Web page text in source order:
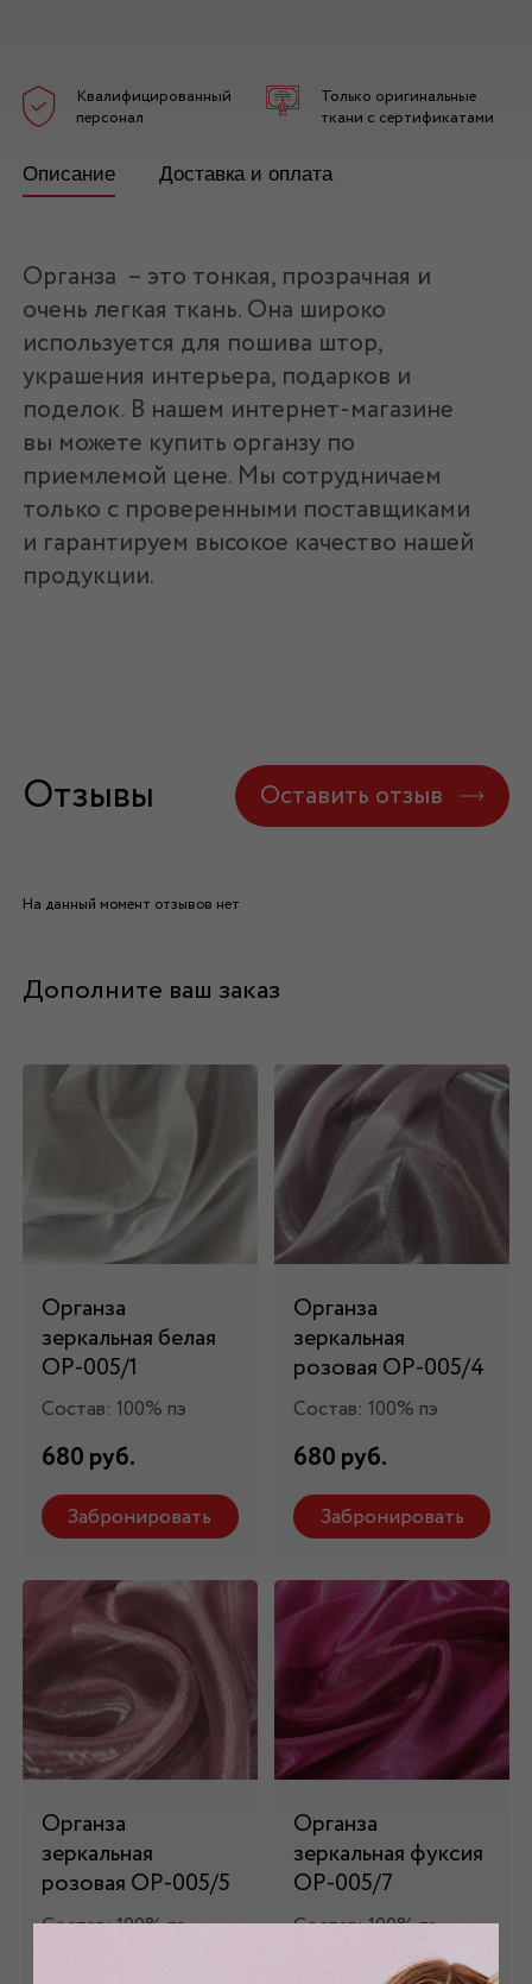
Квалифицированный
персонал
Только оригинальные
ткани с сертификатами
Описание Доставка и оплата
Органза – это тонкая, прозрачная и
очень легкая ткань. Она широко
используется для пошива штор,
украшения интерьера, подарков и
поделок. В нашем интернет-магазине
вы можете купить органзу по
приемлемой цене. Мы сотрудничаем
только с проверенными поставщиками
и гарантируем высокое качество нашей
продукции.
Отзывы Оставить отзыв
На данный момент отзывов нет
Дополните ваш заказ
Органза
зеркальная белая
ОР-005/1
Состав: 100% пэ
680 руб.
Забронировать
Органза
зеркальная
розовая ОР-005/4
Состав: 100% пэ
680 руб.
Забронировать
Органза
зеркальная
розовая ОР-005/5
Состав: 100% пэ
Органза
зеркальная фуксия
ОР-005/7
Состав: 100% пэ
680 руб.